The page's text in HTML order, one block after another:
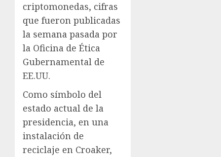
criptomonedas, cifras
que fueron publicadas
la semana pasada por
la Oficina de Ética
Gubernamental de
EE.UU.
Como símbolo del
estado actual de la
presidencia, en una
instalación de
reciclaje en Croaker,